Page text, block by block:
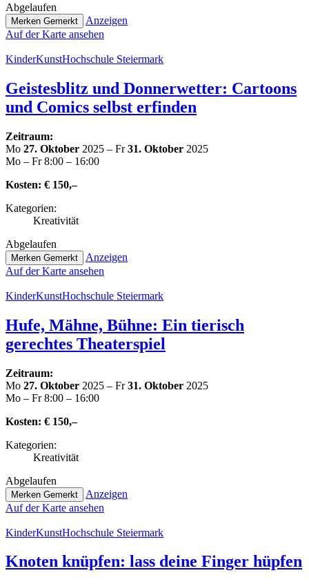
Abge­lau­fen
Merken Gemerkt
Anzeigen
Auf der Karte ansehen
Kin­der­Kunst­Hoch­schu­le Steiermark
Geis­tes­blitz und Don­ner­wet­ter: Cartoons
und Comics selbst erfinden
Zeitraum:
Mo 27. Oktober 2025 – Fr31. Oktober 2025
Mo – Fr 8:00 – 16:00
Kosten: € 150,–
Kate­go­rien:
Krea­ti­vi­tät
Abge­lau­fen
Merken Gemerkt
Anzeigen
Auf der Karte ansehen
Kin­der­Kunst­Hoch­schu­le Steiermark
Hufe, Mähne, Bühne: Ein tierisch
gerechtes Theaterspiel
Zeitraum:
Mo 27. Oktober 2025 – Fr31. Oktober 2025
Mo – Fr 8:00 – 16:00
Kosten: € 150,–
Kate­go­rien:
Krea­ti­vi­tät
Abge­lau­fen
Merken Gemerkt
Anzeigen
Auf der Karte ansehen
Kin­der­Kunst­Hoch­schu­le Steiermark
Knoten knüpfen: lass deine Finger hüpfen